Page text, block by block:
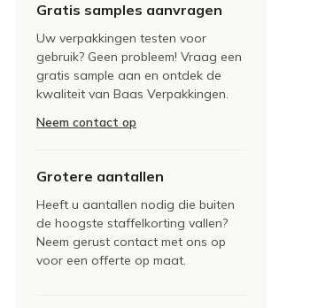
Gratis samples aanvragen
Uw verpakkingen testen voor
gebruik? Geen probleem! Vraag een
gratis sample aan en ontdek de
kwaliteit van Baas Verpakkingen.
Neem contact op
Grotere aantallen
Heeft u aantallen nodig die buiten
de hoogste staffelkorting vallen?
Neem gerust contact met ons op
voor een offerte op maat.